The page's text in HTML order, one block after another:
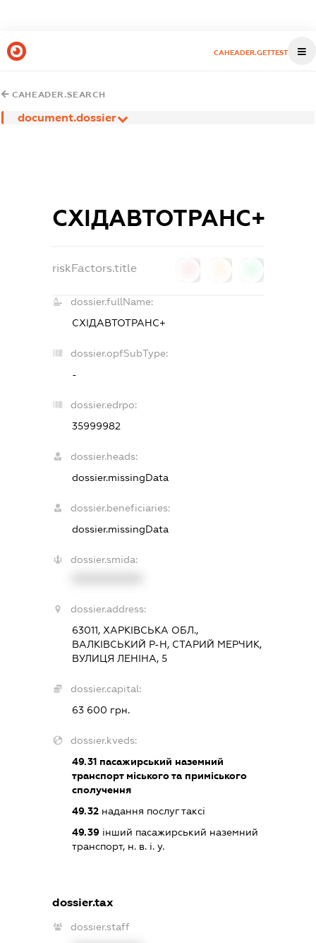
CAHEADER.GETTEST
CAHEADER.SEARCH
document.dossier
СХІДАВТОТРАНС+
riskFactors.title
dossier.fullName:
СХІДАВТОТРАНС+
dossier.opfSubType:
-
dossier.edrpo:
35999982
dossier.heads:
dossier.missingData
dossier.beneficiaries:
dossier.missingData
dossier.smida:
dossier.address:
63011, ХАРКІВСЬКА ОБЛ.,
ВАЛКІВСЬКИЙ Р-Н, СТАРИЙ МЕРЧИК,
ВУЛИЦЯ ЛЕНІНА, 5
dossier.capital:
63 600 грн.
dossier.kveds:
49.31пасажирський наземний
транспорт міського та приміського
сполучення
49.32надання послуг таксі
49.39інший пасажирський наземний
транспорт, н. в. і. у.
dossier.tax
dossier.staff